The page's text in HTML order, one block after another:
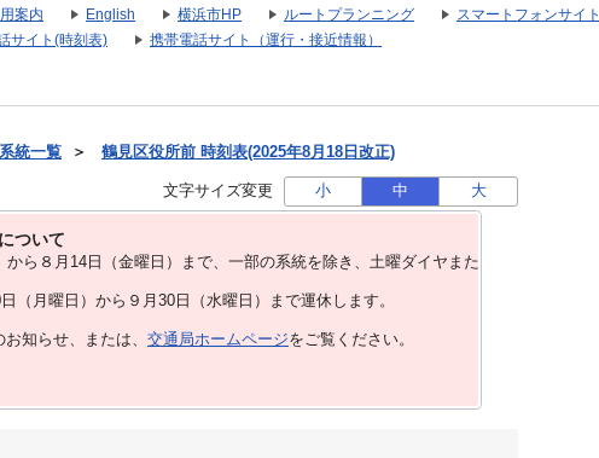
案内 English 横浜市HP ルートプランニング
スマートフォンサイト
サイト(時刻表) 携帯電話サイト（運行・接近情報）
統一覧 ＞ 鶴見区役所前 時刻表(2025年8月18日改正)
文字サイズ変更 小 中 大
ついて
ら８⽉14⽇（金曜日）まで、⼀部の系統を除き、⼟曜ダイヤまた
月曜日）から９月30日（水曜日）まで運休します。
知らせ、または、 交通局ホームページをご覧ください。